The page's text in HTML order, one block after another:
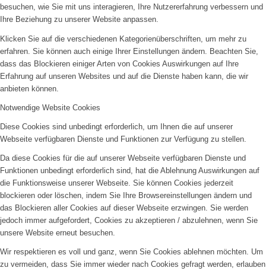
besuchen, wie Sie mit uns interagieren, Ihre Nutzererfahrung verbessern und
Ihre Beziehung zu unserer Website anpassen.
Klicken Sie auf die verschiedenen Kategorienüberschriften, um mehr zu
erfahren. Sie können auch einige Ihrer Einstellungen ändern. Beachten Sie,
dass das Blockieren einiger Arten von Cookies Auswirkungen auf Ihre
Erfahrung auf unseren Websites und auf die Dienste haben kann, die wir
anbieten können.
Notwendige Website Cookies
Diese Cookies sind unbedingt erforderlich, um Ihnen die auf unserer
Webseite verfügbaren Dienste und Funktionen zur Verfügung zu stellen.
Da diese Cookies für die auf unserer Webseite verfügbaren Dienste und
Funktionen unbedingt erforderlich sind, hat die Ablehnung Auswirkungen auf
die Funktionsweise unserer Webseite. Sie können Cookies jederzeit
blockieren oder löschen, indem Sie Ihre Browsereinstellungen ändern und
das Blockieren aller Cookies auf dieser Webseite erzwingen. Sie werden
jedoch immer aufgefordert, Cookies zu akzeptieren / abzulehnen, wenn Sie
unsere Website erneut besuchen.
Wir respektieren es voll und ganz, wenn Sie Cookies ablehnen möchten. Um
zu vermeiden, dass Sie immer wieder nach Cookies gefragt werden, erlauben